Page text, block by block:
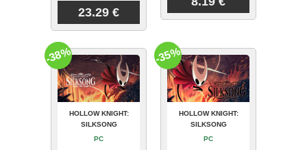
23.29 €
HOLLOW KNIGHT:
SILKSONG
PC
-38%
HOLLOW KNIGHT:
SILKSONG
PC
-35%